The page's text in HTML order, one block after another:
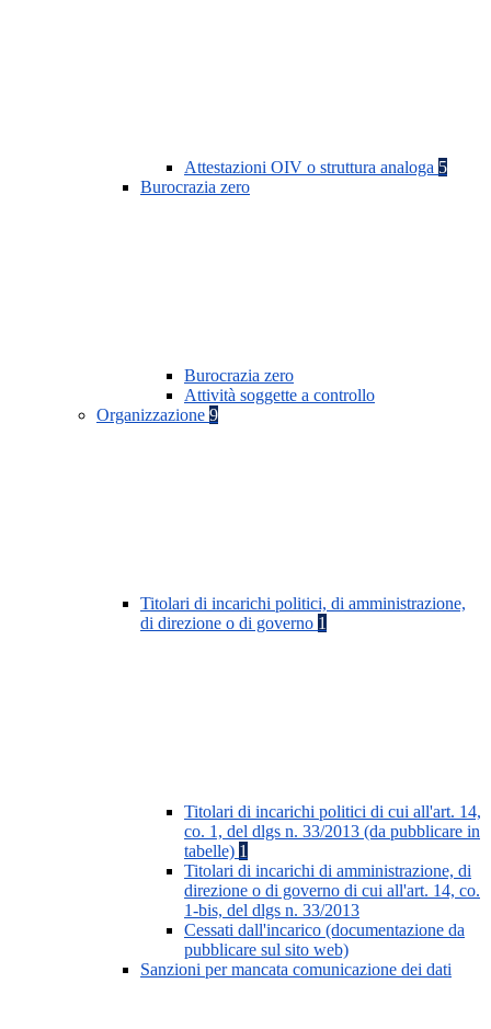
Attestazioni OIV o struttura analoga 5
Burocrazia zero
Burocrazia zero
Attività soggette a controllo
Organizzazione 9
Titolari di incarichi politici, di amministrazione,
di direzione o di governo 1
Titolari di incarichi politici di cui all'art. 14,
co. 1, del dlgs n. 33/2013 (da pubblicare in
tabelle) 1
Titolari di incarichi di amministrazione, di
direzione o di governo di cui all'art. 14, co.
1-bis, del dlgs n. 33/2013
Cessati dall'incarico (documentazione da
pubblicare sul sito web)
Sanzioni per mancata comunicazione dei dati